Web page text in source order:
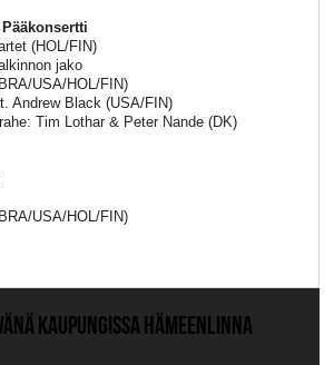
(HOL/FIN)
jako
USA/HOL/FIN)
Andrew Black (USA/FIN)
Tim Lothar & Peter Nande (DK)
USA/HOL/FIN)
KAUPUNGISSA HÄMEENLINNA